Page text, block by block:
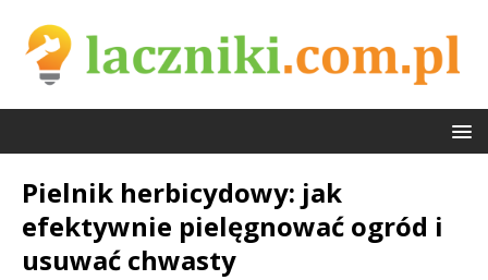
Pielnik herbicydowy: jak
efektywnie pielęgnować ogród i
usuwać chwasty